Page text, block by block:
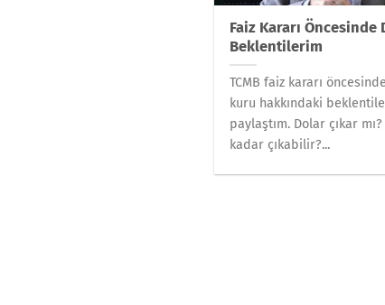
Faiz Kararı Öncesinde
Beklentilerim
TCMB faiz kararı
kuru hakkındaki
paylaştım. Dolar çıkar
kadar çıkabilir?...